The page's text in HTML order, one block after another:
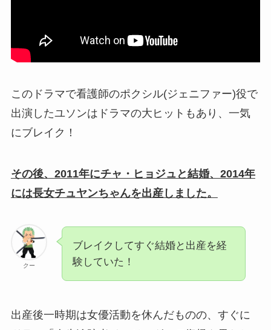
このドラマで看護師のポクシル(ジェニファー)役で
出演したユソンはドラマの大ヒットもあり、一気
にブレイク！
その後、2011年にチャ・ヒョジュと結婚、2014年
には長女チュヤンちゃんを出産しました。
クー
ブレイクしてすぐ結婚と出産を経
験していた！
出産後一時期は女優活動を休んだものの、すぐに